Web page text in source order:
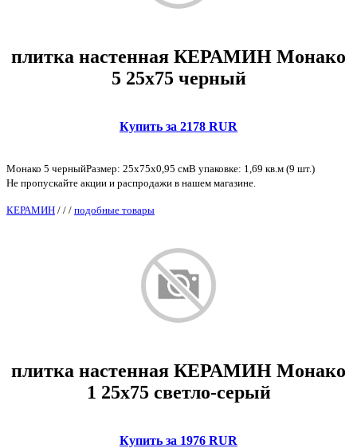
плитка настенная КЕРАМИН Монако
5 25х75 черный
Купить за 2178 RUR
Монако 5 черныйРазмер: 25х75х0,95 смВ упаковке: 1,69 кв.м (9 шт.)
Не пропускайте акции и распродажи в нашем магазине.
КЕРАМИН / / / подобные товары
плитка настенная КЕРАМИН Монако
1 25х75 светло-серый
Купить за 1976 RUR